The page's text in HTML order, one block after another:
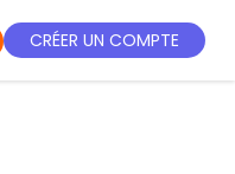
CRÉER UN COMPTE